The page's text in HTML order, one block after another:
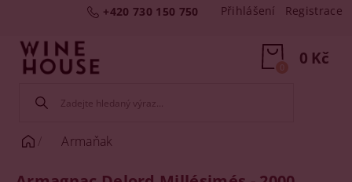
+420 730 150 750 Přihlášení Registrace
0 Kč
0
Armaňak